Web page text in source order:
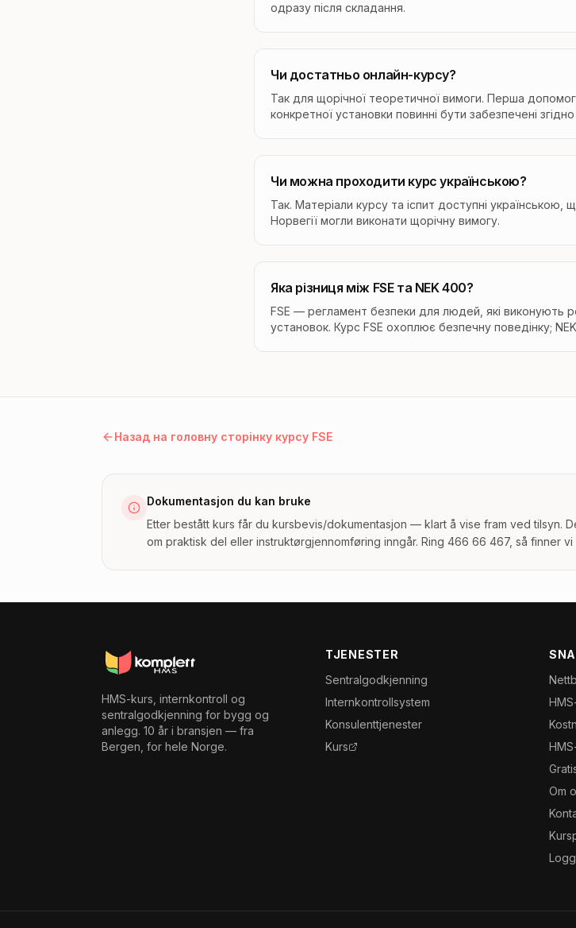
одразу після складання.
Чи достатньо онлайн-курсу?
Так для щорічної теоретичної вимоги. Перша
конкретної установки повинні бути забезпечені
Чи можна проходити курс українською?
Так. Матеріали курсу та іспит доступні українською,
Норвегії могли виконати щорічну вимогу.
Яка різниця між FSE та NEK 400?
FSE — регламент безпеки для людей, які виконують
установок. Курс FSE охоплює безпечну поведінку;
Назад на головну сторінку курсу FSE
Dokumentasjon du kan bruke
Etter bestått kurs får du kursbevis/dokumentasjon — klart å vise fram ved tilsyn.
om praktisk del eller instruktørgjennomføring inngår. Ring 466 66 467, så finner
HMS-kurs, internkontroll og
sentralgodkjenning for bygg og
anlegg. 10 år i bransjen — fra
Bergen, for hele Norge.
TJENESTER
Sentralgodkjenning
Internkontrollsystem
Konsulenttjenester
Kurs
Om